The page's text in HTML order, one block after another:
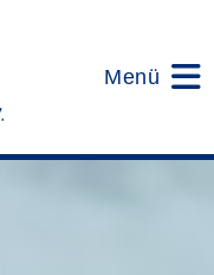
Menü